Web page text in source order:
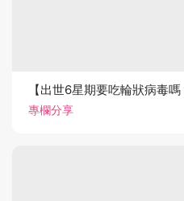
專欄分享
【出世6星期要吃輪狀病毒嗎